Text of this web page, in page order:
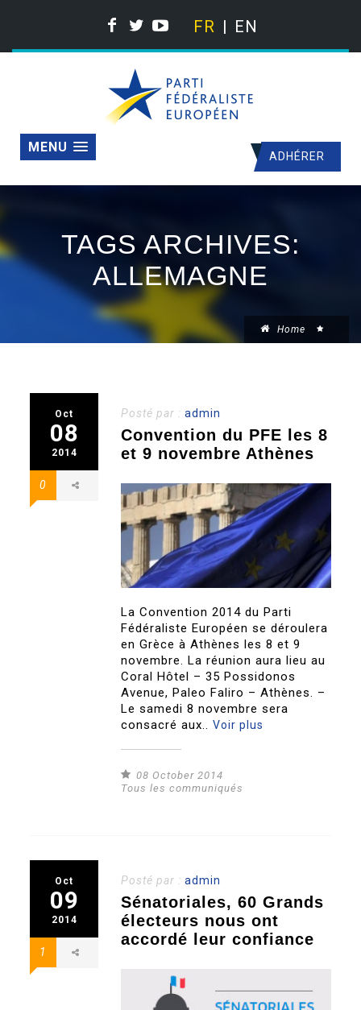
FR EN
ADHÉRER
MENU
TAGS ARCHIVES:
ALLEMAGNE
Home
Oct
08
2014
0
Posté par :admin
Convention du PFE les 8
et 9 novembre Athènes
La Convention 2014 du Parti
Fédéraliste Européen se déroulera
en Grèce à Athènes les 8 et 9
novembre. La réunion aura lieu au
Coral Hôtel – 35 Possidonos
Avenue, Paleo Faliro – Athènes. –
Le samedi 8 novembre sera
consacré aux..Voir plus
08 October 2014
Tous les communiqués
Oct
09
2014
1
Posté par :admin
Sénatoriales, 60 Grands
électeurs nous ont
accordé leur confiance